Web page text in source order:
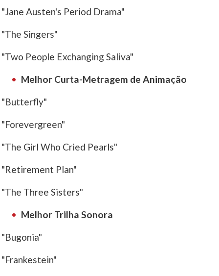
"Jane Austen's Period Drama"
"The Singers"
"Two People Exchanging Saliva"
Melhor Curta-Metragem de Animação
"Butterfly"
"Forevergreen"
"The Girl Who Cried Pearls"
"Retirement Plan"
"The Three Sisters"
Melhor Trilha Sonora
"Bugonia"
"Frankestein"